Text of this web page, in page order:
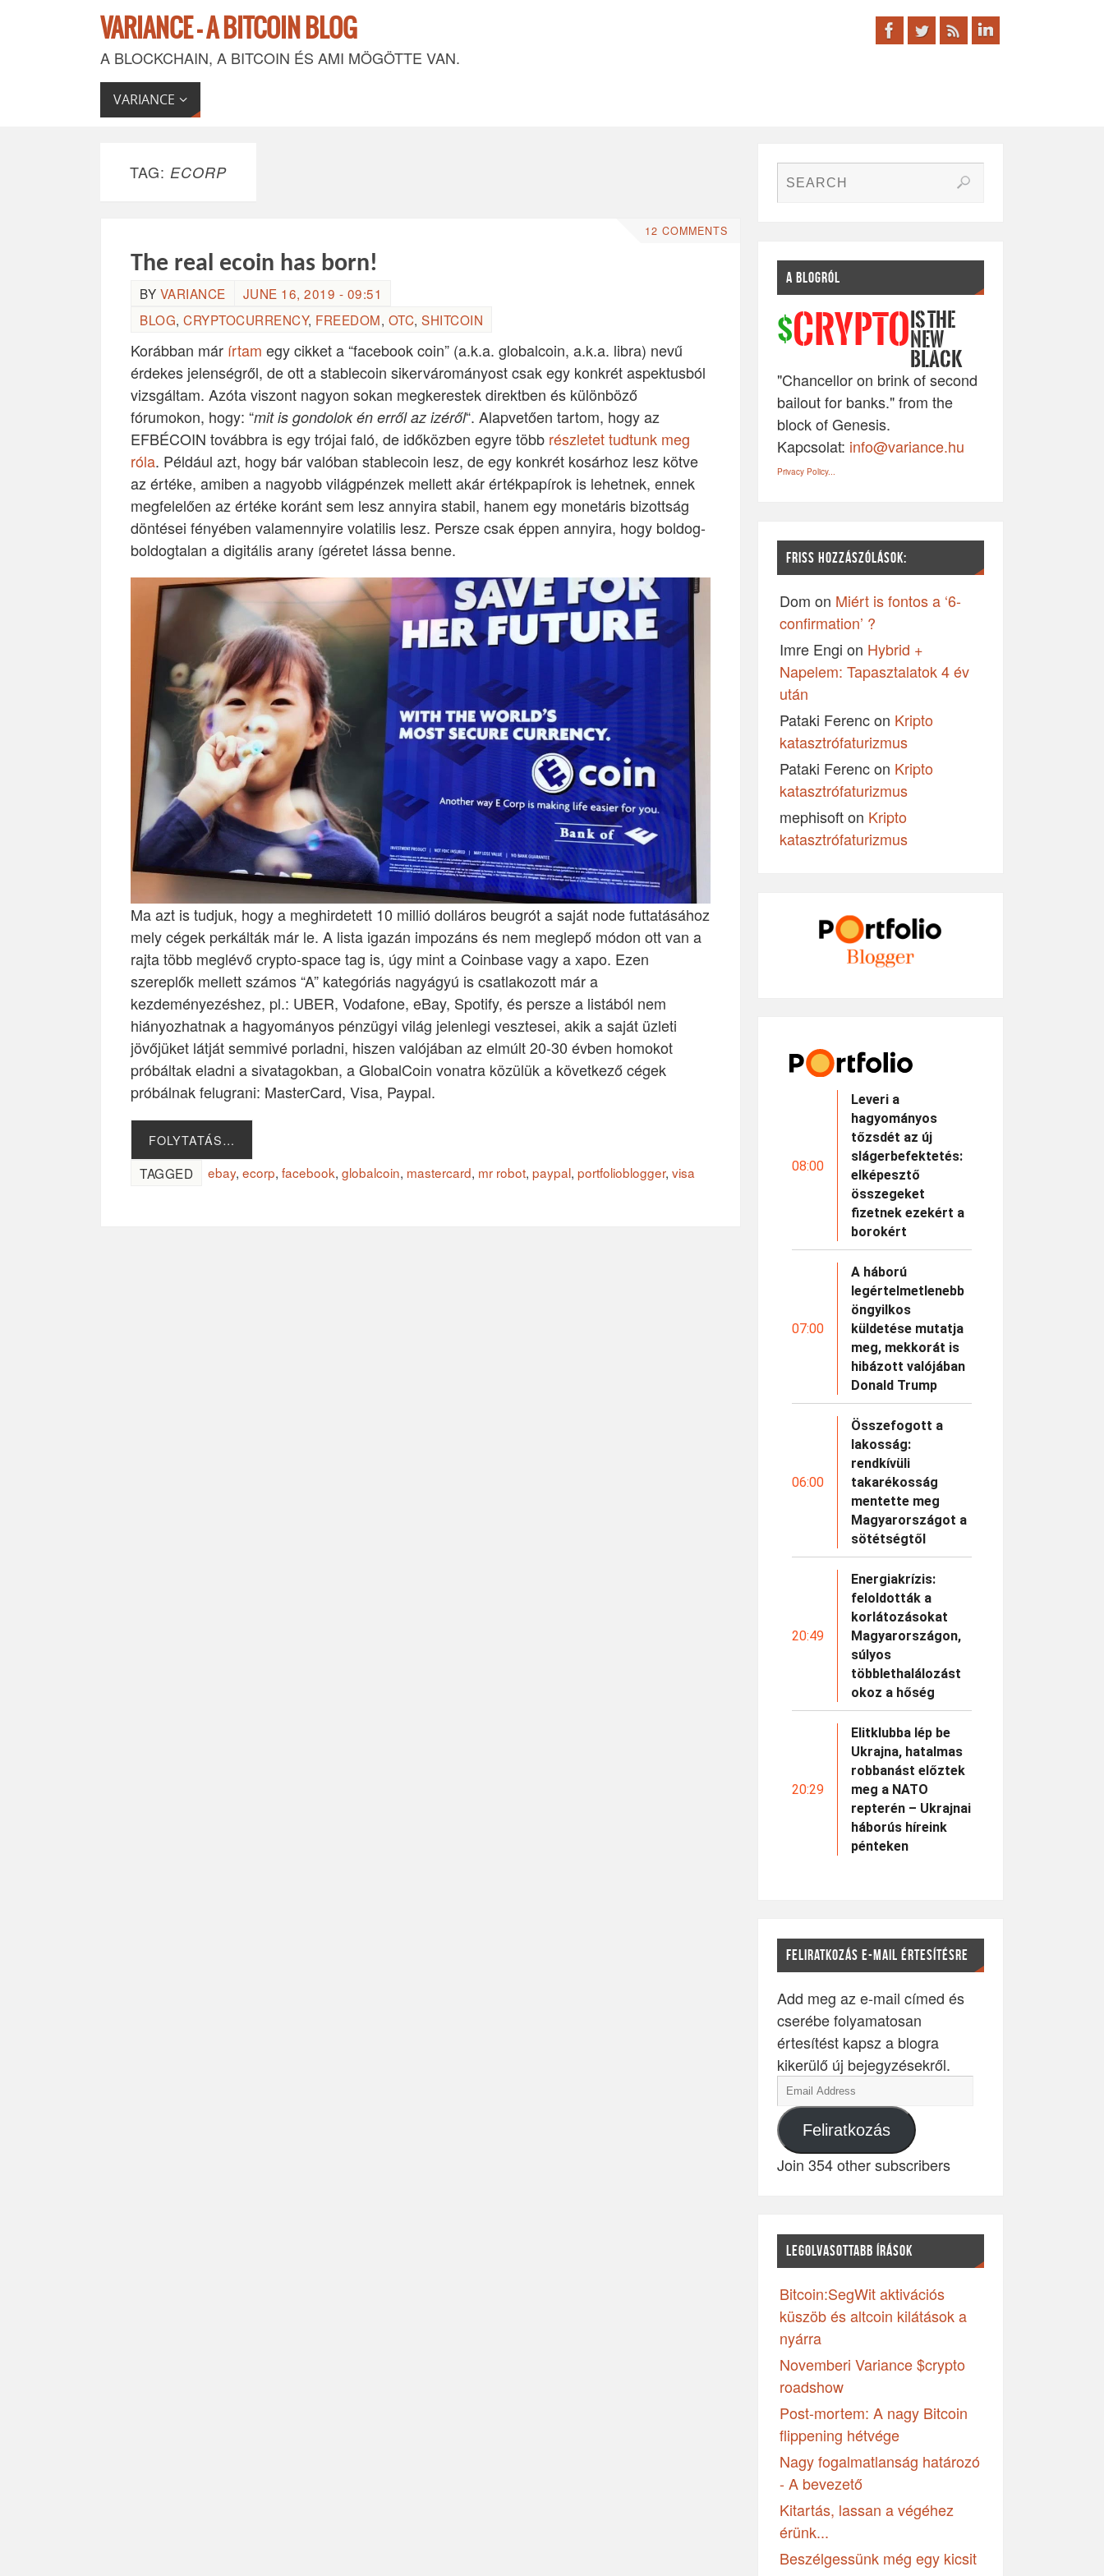
VARIANCE - A BITCOIN BLOG
A BLOCKCHAIN, A BITCOIN ÉS AMI MÖGÖTTE VAN.
VARIANCE
TAG: ECORP
12 COMMENTS
The real ecoin has born!
BY VARIANCE
JUNE 16, 2019 - 09:51
BLOG, CRYPTOCURRENCY, FREEDOM, OTC, SHITCOIN
Korábban már írtam egy cikket a “facebook coin” (a.k.a. globalcoin, a.k.a. libra) nevű
érdekes jelenségről, de ott a stablecoin sikervárományost csak egy konkrét aspektusból
vizsgáltam. Azóta viszont nagyon sokan megkerestek direktben és különböző
fórumokon, hogy: “mit is gondolok én erről az izéről“. Alapvetően tartom, hogy az
EFBÉCOIN továbbra is egy trójai faló, de időközben egyre több részletet tudtunk meg
róla. Például azt, hogy bár valóban stablecoin lesz, de egy konkrét kosárhoz lesz kötve
az értéke, amiben a nagyobb világpénzek mellett akár értékpapírok is lehetnek, ennek
megfelelően az értéke koránt sem lesz annyira stabil, hanem egy monetáris bizottság
döntései fényében valamennyire volatilis lesz. Persze csak éppen annyira, hogy boldog-
boldogtalan a digitális arany ígéretet lássa benne.
Ma azt is tudjuk, hogy a meghirdetett 10 millió dolláros beugrót a saját node futtatásához
mely cégek perkálták már le. A lista igazán impozáns és nem meglepő módon ott van a
rajta több meglévő crypto-space tag is, úgy mint a Coinbase vagy a xapo. Ezen
szereplők mellett számos “A” kategóriás nagyágyú is csatlakozott már a
kezdeményezéshez, pl.: UBER, Vodafone, eBay, Spotify, és persze a listából nem
hiányozhatnak a hagyományos pénzügyi világ jelenlegi vesztesei, akik a saját üzleti
jövőjüket látját semmivé porladni, hiszen valójában az elmúlt 20-30 évben homokot
próbáltak eladni a sivatagokban, a GlobalCoin vonatra közülük a következő cégek
próbálnak felugrani: MasterCard, Visa, Paypal.
FOLYTATÁS…
TAGGED ebay, ecorp, facebook, globalcoin, mastercard, mr robot, paypal, portfolioblogger, visa
A BLOGRÓL
$CRYPTO IS THE
NEW
BLACK
"Chancellor on brink of second
bailout for banks." from the
block of Genesis.
Kapcsolat: info@variance.hu
Privacy Policy...
FRISS HOZZÁSZÓLÁSOK:
Dom on Miért is fontos a ‘6-
confirmation’ ?
Imre Engi on Hybrid +
Napelem: Tapasztalatok 4 év
után
Pataki Ferencon Kripto
katasztrófaturizmus
Pataki Ferencon Kripto
katasztrófaturizmus
mephisofton Kripto
katasztrófaturizmus
08:00
Leveri a
hagyományos
tőzsdét az új
slágerbefektetés:
elképesztő
összegeket
fizetnek ezekért a
borokért
07:00
A háború
legértelmetlenebb
öngyilkos
küldetése mutatja
meg, mekkorát is
hibázott valójában
Donald Trump
06:00
Összefogott a
lakosság:
rendkívüli
takarékosság
mentette meg
Magyarországot a
sötétségtől
20:49
Energiakrízis:
feloldották a
korlátozásokat
Magyarországon,
súlyos
többlethalálozást
okoz a hőség
20:29
Elitklubba lép be
Ukrajna, hatalmas
robbanást előztek
meg a NATO
repterén – Ukrajnai
háborús híreink
pénteken
FELIRATKOZÁS E-MAIL ÉRTESÍTÉSRE
Add meg az e-mail címed és
cserébe folyamatosan
értesítést kapsz a blogra
kikerülő új bejegyzésekről.
Feliratkozás
Join 354 other subscribers
LEGOLVASOTTABB ÍRÁSOK
Bitcoin:SegWit aktivációs
küszöb és altcoin kilátások a
nyárra
Novemberi Variance $crypto
roadshow
Post-mortem: A nagy Bitcoin
flippening hétvége
Nagy fogalmatlanság határozó
- A bevezető
Kitartás, lassan a végéhez
érünk...
Beszélgessünk még egy kicsit